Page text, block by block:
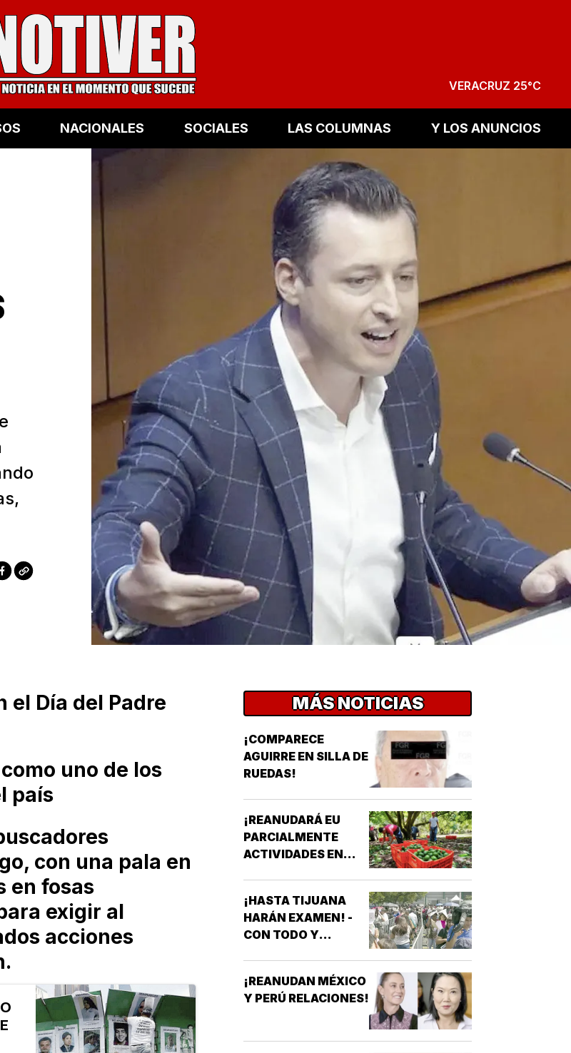
VERACRUZ 25°C
NACIONALES SOCIALES LAS COLUMNAS Y LOS ANUNCIOS
el Día del Padre
uno de los
país
con una pala en
en fosas
exigir al
acciones
MÁS NOTICIAS
¡COMPARECE
AGUIRRE EN SILLA DE
RUEDAS!
¡REANUDARÁ EU
PARCIALMENTE
ACTIVIDADES EN
¡HASTA TIJUANA
HARÁN EXAMEN! -
CON TODO Y
¡REANUDAN MÉXICO
Y PERÚ RELACIONES!